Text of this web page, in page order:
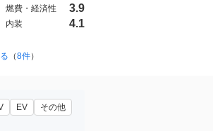
燃費・経済性 3.9
内装 4.1
（8件）
EV その他